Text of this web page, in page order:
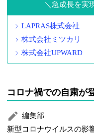
急成長を実
LAPRAS株式会社
株式会社ミツカリ
株式会社UPWARD
コロナ禍での自粛が
編集部
新型コロナウイルスの影